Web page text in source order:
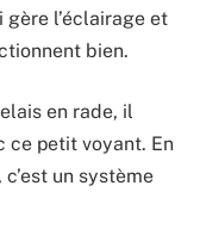
gère l’éclairage et
bien.
en rade, il
ce petit voyant. En
un système